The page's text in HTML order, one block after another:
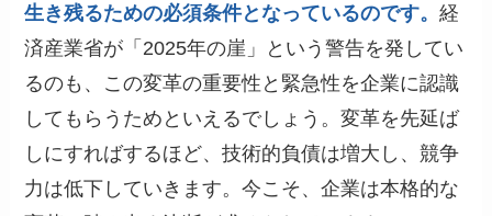
生き残るための必須条件となっているのです。経
済産業省が「2025年の崖」という警告を発してい
るのも、この変革の重要性と緊急性を企業に認識
してもらうためといえるでしょう。変革を先延ば
しにすればするほど、技術的負債は増大し、競争
力は低下していきます。今こそ、企業は本格的な